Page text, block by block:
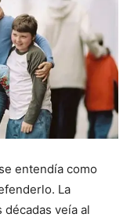
entendía como
La
décadas veía al